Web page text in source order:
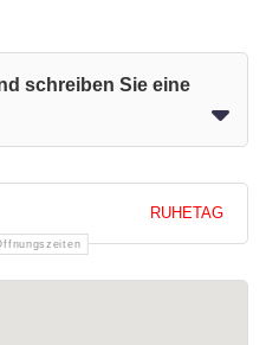
schreiben Sie eine
RUHETAG